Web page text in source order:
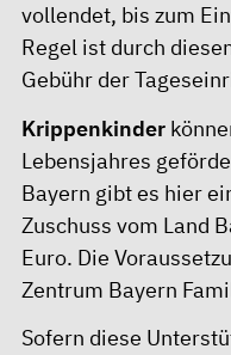
vollendet, bis zum
Regel ist durch
Gebühr der
Krippenkinder
Lebensjahres
Bayern gibt es hier
Zuschuss vom Land
Euro. Die
Zentrum Bayern
Sofern diese